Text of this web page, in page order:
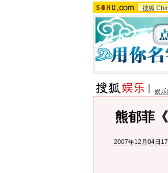
搜狐
娱乐
熊郁菲
2007年12月04日